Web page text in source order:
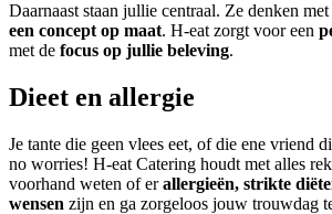
Daarnaast staan jullie centraal. Ze denken
een concept op maat. H-eat zorgt voor een
met de focus op jullie beleving.
Dieet en allergie
Je tante die geen vlees eet, of die ene vriend
no worries! H-eat Catering houdt met alles
voorhand weten of erallergieën, strikte
wensen zijn en ga zorgeloos jouw trouwdag